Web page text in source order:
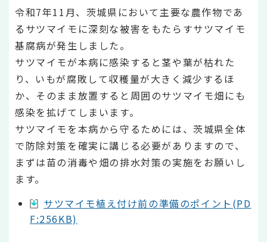
令和7年11月、茨城県において主要な農作物であ
るサツマイモに深刻な被害をもたらすサツマイモ
基腐病が発生しました。
サツマイモが本病に感染すると茎や葉が枯れた
り、いもが腐敗して収穫量が大きく減少するほ
か、そのまま放置すると周囲のサツマイモ畑にも
感染を拡げてしまいます。
サツマイモを本病から守るためには、茨城県全体
で防除対策を確実に講じる必要がありますので、
まずは苗の消毒や畑の排水対策の実施をお願いし
ます。
サツマイモ植え付け前の準備のポイント(PD
F:256KB)